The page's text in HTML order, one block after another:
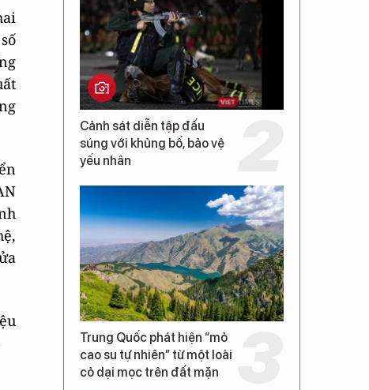
Cảnh sát diễn tập đấu
súng với khủng bố, bảo vệ
yếu nhân
Trung Quốc phát hiện “mỏ
cao su tự nhiên” từ một loài
cỏ dại mọc trên đất mặn